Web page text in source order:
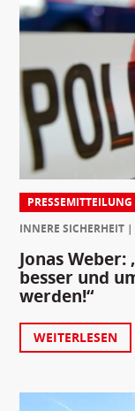
PRESSEMITTEILUNG
INNERE SICHERHEIT
Jonas
besser und
werden!“
WEITERLESEN